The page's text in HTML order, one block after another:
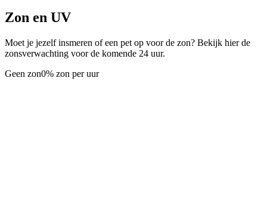
Zon en UV
Moet je jezelf insmeren of een pet op voor de zon? Bekijk hier de
zonsverwachting voor de komende 24 uur.
Geen zon0% zon per uur